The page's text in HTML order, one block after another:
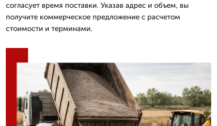
согласует время поставки. Указав адрес и объем, вы
получите коммерческое предложение с расчетом
стоимости и терминами.